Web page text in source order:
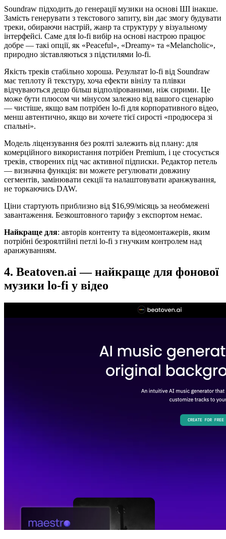
Soundraw підходить до генерації музики на основі ШІ інакше.
Замість генерувати з текстового запиту, він дає змогу будувати
треки, обираючи настрій, жанр та структуру у візуальному
інтерфейсі. Саме для lo-fi вибір на основі настрою працює
добре — такі опції, як «Peaceful», «Dreamy» та «Melancholic»,
природно зіставляються з підстилями lo-fi.
Якість треків стабільно хороша. Результат lo-fi від Soundraw
має теплоту й текстуру, хоча ефекти вінілу та плівки
відчуваються дещо більш відполірованими, ніж сирими. Це
може бути плюсом чи мінусом залежно від вашого сценарію
— чистіше, якщо вам потрібен lo-fi для корпоративного відео,
менш автентично, якщо ви хочете тієї сирості «продюсера зі
спальні».
Модель ліцензування без роялті залежить від плану: для
комерційного використання потрібен Premium, і це стосується
треків, створених під час активної підписки. Редактор петель
— визначна функція: ви можете регулювати довжину
сегментів, замінювати секції та налаштовувати аранжування,
не торкаючись DAW.
Ціни стартують приблизно від $16,99/місяць за необмежені
завантаження. Безкоштовного тарифу з експортом немає.
Найкраще для: авторів контенту та відеомонтажерів, яким
потрібні безроялтійні петлі lo-fi з гнучким контролем над
аранжуванням.
4. Beatoven.ai — найкраще для фонової
музики lo-fi у відео